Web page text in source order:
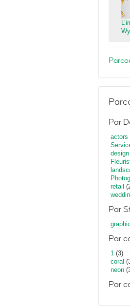
Par
actors
design
retail
Par
graphic
Par
1 (3)
coral
neon
Par